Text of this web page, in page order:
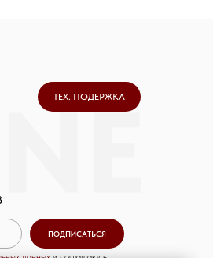
ТЕХ. ПОДЕРЖКА
ПОДПИСАТЬСЯ